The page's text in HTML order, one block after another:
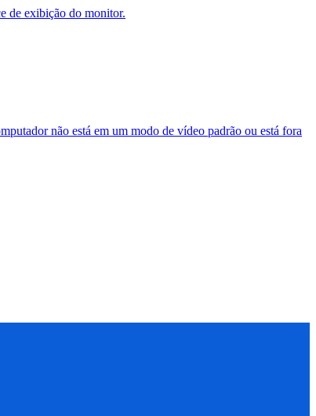
de exibição do monitor.
não está em um modo de vídeo padrão ou está fora